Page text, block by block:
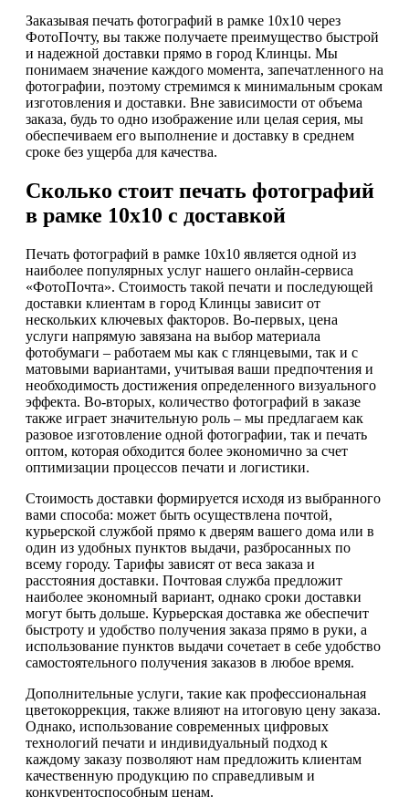
Заказывая печать фотографий в рамке 10х10 через
ФотоПочту, вы также получаете преимущество быстрой
и надежной доставки прямо в город Клинцы. Мы
понимаем значение каждого момента, запечатленного на
фотографии, поэтому стремимся к минимальным срокам
изготовления и доставки. Вне зависимости от объема
заказа, будь то одно изображение или целая серия, мы
обеспечиваем его выполнение и доставку в среднем
сроке без ущерба для качества.
Сколько стоит печать фотографий
в рамке 10х10 с доставкой
Печать фотографий в рамке 10х10 является одной из
наиболее популярных услуг нашего онлайн-сервиса
«ФотоПочта». Стоимость такой печати и последующей
доставки клиентам в город Клинцы зависит от
нескольких ключевых факторов. Во-первых, цена
услуги напрямую завязана на выбор материала
фотобумаги – работаем мы как с глянцевыми, так и с
матовыми вариантами, учитывая ваши предпочтения и
необходимость достижения определенного визуального
эффекта. Во-вторых, количество фотографий в заказе
также играет значительную роль – мы предлагаем как
разовое изготовление одной фотографии, так и печать
оптом, которая обходится более экономично за счет
оптимизации процессов печати и логистики.
Стоимость доставки формируется исходя из выбранного
вами способа: может быть осуществлена почтой,
курьерской службой прямо к дверям вашего дома или в
один из удобных пунктов выдачи, разбросанных по
всему городу. Тарифы зависят от веса заказа и
расстояния доставки. Почтовая служба предложит
наиболее экономный вариант, однако сроки доставки
могут быть дольше. Курьерская доставка же обеспечит
быстроту и удобство получения заказа прямо в руки, а
использование пунктов выдачи сочетает в себе удобство
самостоятельного получения заказов в любое время.
Дополнительные услуги, такие как профессиональная
цветокоррекция, также влияют на итоговую цену заказа.
Однако, использование современных цифровых
технологий печати и индивидуальный подход к
каждому заказу позволяют нам предложить клиентам
качественную продукцию по справедливым и
конкурентоспособным ценам.